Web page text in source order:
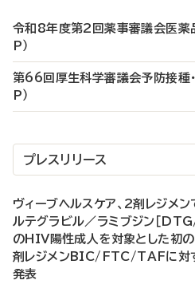
令和8年度第2回薬事審議会医薬
P）
第66回厚生科学審議会予防接種
P）
プレスリリース
ヴィーブヘルスケア、2剤レジメン
ルテグラビル／ラミブジン［
のHIV陽性成人を対象とした初
剤レジメンBIC/FTC/TAFに対
発表